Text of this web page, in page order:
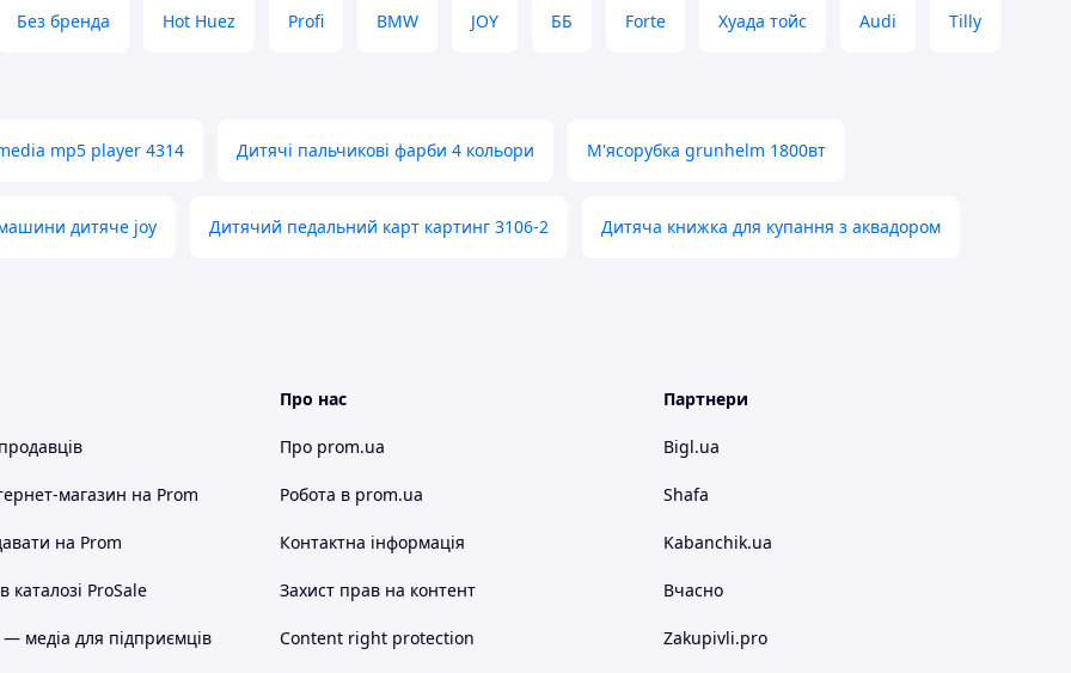
навіть по нерівній дорозі
(SLA)
Без бренда Hot Huez Profi BMW JOY ББ Forte Хуада тойс Audi Tilly
mp5 player 4314 Дитячі пальчикові фарби 4 кольори М'ясорубка grunhelm 1800вт
дитяче joy Дитячий педальний карт картинг 3106-2 Дитяча книжка для купання з аквадором
магазин на Prom
на Prom
каталозі ProSale
медіа для підприємців
Про нас
Про prom.ua
Робота в prom.ua
Контактна інформація
Захист прав на контент
Content right protection
Партнери
Bigl.ua
Shafa
Kabanchik.ua
Вчасно
Zakupivli.pro